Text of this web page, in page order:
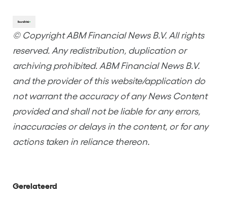
© Copyright ABM Financial News B.V. All rights
reserved. Any redistribution, duplication or
archiving prohibited. ABM Financial News B.V.
and the provider of this website/application do
not warrant the accuracy of any News Content
provided and shall not be liable for any errors,
inaccuracies or delays in the content, or for any
actions taken in reliance thereon.
Gerelateerd